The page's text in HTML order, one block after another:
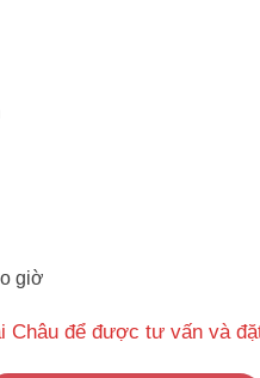
giờ
Châu để được tư vấn và